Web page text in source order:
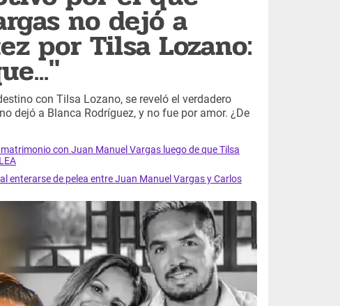
no dejó a
por Tilsa Lozano:
con Tilsa Lozano, se reveló el verdadero
no dejó a Blanca Rodríguez, y no fue por amor. ¿De
con Juan Manuel Vargas luego de que Tilsa
enterarse de pelea entre Juan Manuel Vargas y Carlos